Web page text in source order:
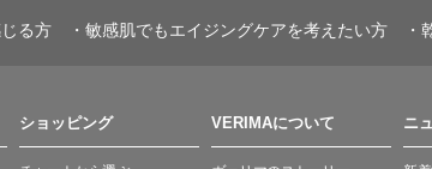
る方 ・敏感肌でもエイジングケアを考えたい方 ・
ショッピング VERIMAについて ニ